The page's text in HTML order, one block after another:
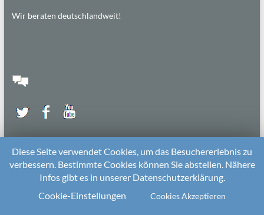
Wir beraten deutschlandweit!
2026 beiDie KitarechtlerUnterstützt von:WordPress. Theme: Spacious von
ThemeGrill
Diese Seite verwendet Cookies, um das Besuchererlebnis zu
verbessern. Bestimmte Cookies können Sie abstellen. Nähere
Infos gibt es in unserer Datenschutzerklärung.
Cookie-Einstellungen
Cookies Akzeptieren